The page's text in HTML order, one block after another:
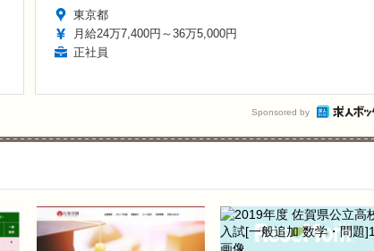
東京都
月給24万7,400円～36万5,000円
正社員
Sponsored by